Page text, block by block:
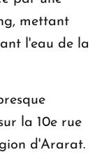
mettant
l'eau de la
la 10e rue
d'Ararat.